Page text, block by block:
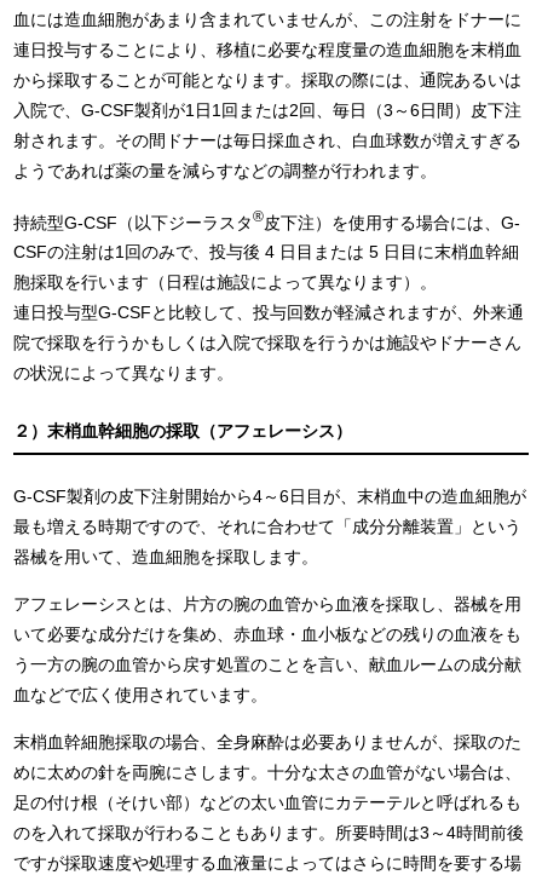
血には造血細胞があまり含まれていませんが、この注射をドナーに
連日投与することにより、移植に必要な程度量の造血細胞を末梢血
から採取することが可能となります。採取の際には、通院あるいは
入院で、G-CSF製剤が1日1回または2回、毎日（3～6日間）皮下注
射されます。その間ドナーは毎日採血され、白血球数が増えすぎる
ようであれば薬の量を減らすなどの調整が行われます。
持続型G-CSF（以下ジーラスタ®皮下注）を使用する場合には、G-
CSFの注射は1回のみで、投与後 4 日目または 5 日目に末梢血幹細
胞採取を行います（日程は施設によって異なります）。
連日投与型G-CSFと比較して、投与回数が軽減されますが、外来通
院で採取を行うかもしくは入院で採取を行うかは施設やドナーさん
の状況によって異なります。
２）末梢血幹細胞の採取（アフェレーシス）
G-CSF製剤の皮下注射開始から4～6日目が、末梢血中の造血細胞が
最も増える時期ですので、それに合わせて「成分分離装置」という
器械を用いて、造血細胞を採取します。
アフェレーシスとは、片方の腕の血管から血液を採取し、器械を用
いて必要な成分だけを集め、赤血球・血小板などの残りの血液をも
う一方の腕の血管から戻す処置のことを言い、献血ルームの成分献
血などで広く使用されています。
末梢血幹細胞採取の場合、全身麻酔は必要ありませんが、採取のた
めに太めの針を両腕にさします。十分な太さの血管がない場合は、
足の付け根（そけい部）などの太い血管にカテーテルと呼ばれるも
のを入れて採取が行わることもあります。所要時間は3～4時間前後
ですが採取速度や処理する血液量によってはさらに時間を要する場